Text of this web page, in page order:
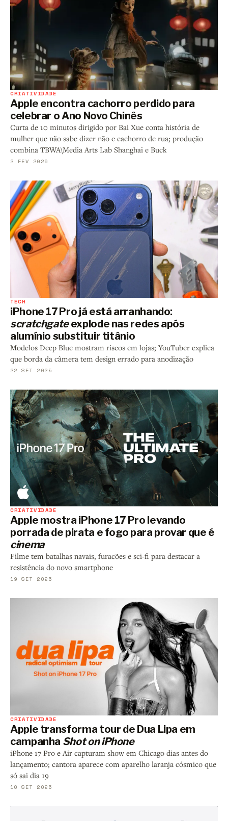
CRIATIVIDADE
Apple encontra cachorro perdido para
celebrar o Ano Novo Chinês
Curta de 10 minutos dirigido por Bai Xue conta história de
mulher que não sabe dizer não e cachorro de rua; produção
combina TBWA\Media Arts Lab Shanghai e Buck
2 FEV 2026
TECH
iPhone 17 Pro já está arranhando:
scratchgateexplode nas redes após
alumínio substituir titânio
Modelos Deep Blue mostram riscos em lojas; YouTuber explica
que borda da câmera tem design errado para anodização
22 SET 2025
CRIATIVIDADE
Apple mostra iPhone 17 Pro levando
porrada de pirata e fogo para provar que é
cinema
Filme tem batalhas navais, furacões e sci-fi para destacar a
resistência do novo smartphone
19 SET 2025
CRIATIVIDADE
Apple transforma tour de Dua Lipa em
campanha Shot on iPhone
iPhone 17 Pro e Air capturam show em Chicago dias antes do
lançamento; cantora aparece com aparelho laranja cósmico que
só sai dia 19
10 SET 2025